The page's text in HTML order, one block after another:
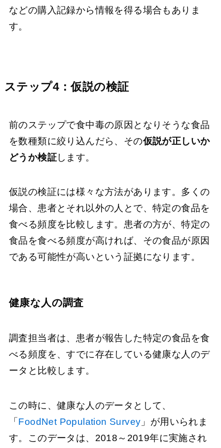
などの購入記録から情報を得る場合もありま
す。
ステップ4：仮説の検証
前のステップで食中毒の原因となりそうな食品
を数種類に絞り込んだら、その仮説が正しいか
どうか検証します。
仮説の検証には様々な方法があります。多くの
場合、患者とそれ以外の人とで、特定の食品を
食べる頻度を比較します。患者の方が、特定の
食品を食べる頻度が高ければ、その食品が原因
である可能性が高いという証拠になります。
健康な人の調査
調査担当者は、患者が報告した特定の食品を食
べる頻度を、すでに存在している健康な人のデ
ータと比較します。
この時に、健康な人のデータとして、
「FoodNet Population Survey 」が用いられま
す。このデータは、2018～2019年に実施され